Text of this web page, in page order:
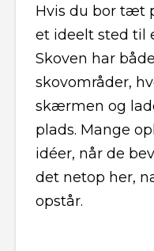
Hvis du bor tæt
et ideelt sted til
Skoven har
skovområder,
skærmen og
plads. Mange
idéer, når de
det netop her,
opstår.